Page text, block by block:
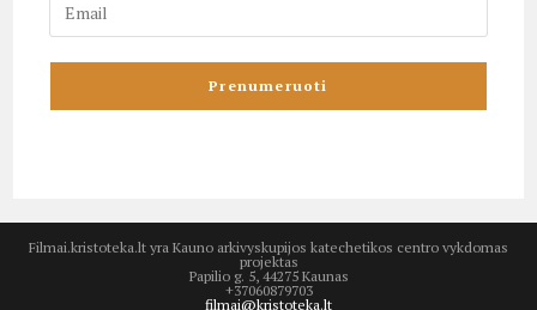
Filmai.kristoteka.lt yra Kauno arkivyskupijos katechetikos centro vykdomas
projektas
Papilio g. 5, 44275 Kaunas
+37060879703
filmai@kristoteka.lt